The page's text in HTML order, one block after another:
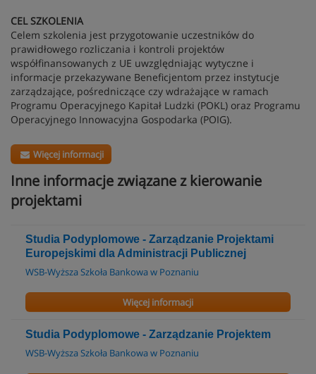
CEL SZKOLENIA
Celem szkolenia jest przygotowanie uczestników do
prawidłowego rozliczania i kontroli projektów
współfinansowanych z UE uwzględniając wytyczne i
informacje przekazywane Beneficjentom przez instytucje
zarządzające, pośredniczące czy wdrażające w ramach
Programu Operacyjnego Kapitał Ludzki (POKL) oraz Programu
Operacyjnego Innowacyjna Gospodarka (POIG).
Więcej informacji
Inne informacje związane z kierowanie
projektami
Studia Podyplomowe - Zarządzanie Projektami
Europejskimi dla Administracji Publicznej
WSB-Wyższa Szkoła Bankowa w Poznaniu
Więcej informacji
Studia Podyplomowe - Zarządzanie Projektem
WSB-Wyższa Szkoła Bankowa w Poznaniu